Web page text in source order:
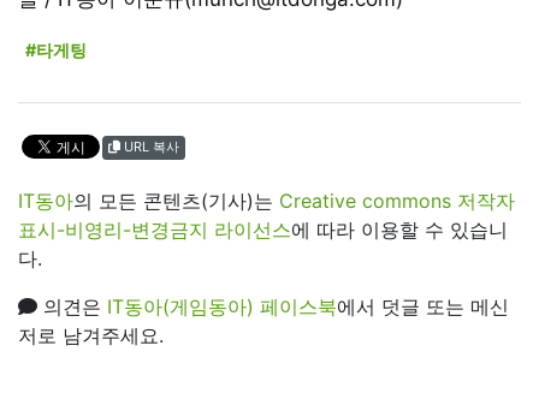
#타게팅
URL 복사
IT동아의 모든 콘텐츠(기사)는 Creative commons 저작자
표시-비영리-변경금지 라이선스에 따라 이용할 수 있습니
다.
의견은 IT동아(게임동아) 페이스북에서 덧글 또는 메신
저로 남겨주세요.